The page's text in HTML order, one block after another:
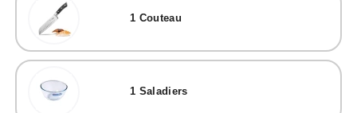
1 Couteau
1 Saladiers